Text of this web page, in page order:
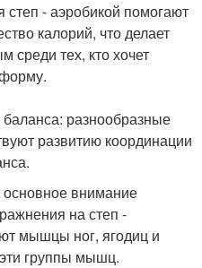
степ - аэробикой помогают
калорий, что делает
среди тех, кто хочет
разнообразные
развитию координации
основное внимание
на степ -
мышцы ног, ягодиц и
эти группы мышц.